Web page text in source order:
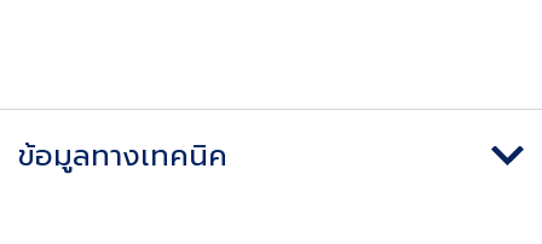
ข้อมูลทางเทคนิค